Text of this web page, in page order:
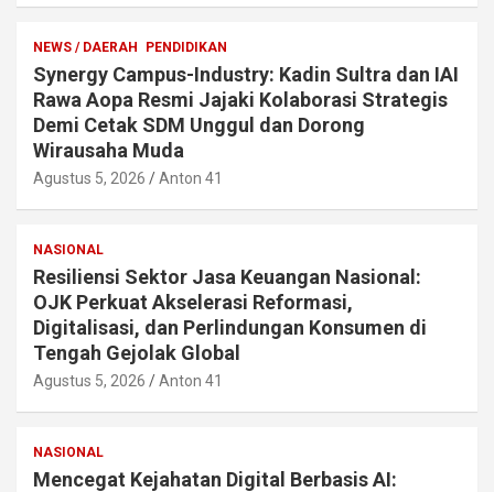
NEWS / DAERAH PENDIDIKAN
Synergy Campus-Industry: Kadin Sultra dan IAI
Rawa Aopa Resmi Jajaki Kolaborasi Strategis
Demi Cetak SDM Unggul dan Dorong
Wirausaha Muda
Agustus 5, 2026 Anton 41
NASIONAL
Resiliensi Sektor Jasa Keuangan Nasional:
OJK Perkuat Akselerasi Reformasi,
Digitalisasi, dan Perlindungan Konsumen di
Tengah Gejolak Global
Agustus 5, 2026 Anton 41
NASIONAL
Mencegat Kejahatan Digital Berbasis AI: